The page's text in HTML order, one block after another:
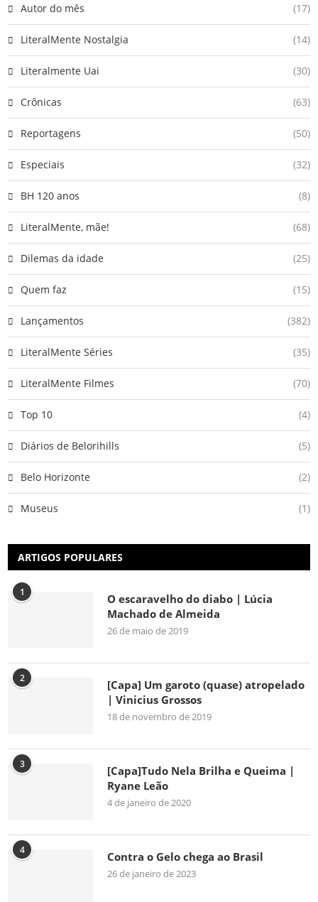
Autor do mês (17)
LiteralMente Nostalgia (14)
Literalmente Uai (30)
Crônicas (63)
Reportagens (50)
Especiais (32)
BH 120 anos (8)
LiteralMente, mãe! (68)
Dilemas da idade (25)
Quem faz (15)
Lançamentos (382)
LiteralMente Séries (35)
LiteralMente Filmes (70)
Top 10 (4)
Diários de Belorihills (5)
Belo Horizonte (2)
Museus (1)
ARTIGOS POPULARES
1
O escaravelho do diabo | Lúcia
Machado de Almeida
26 de maio de 2019
2
[Capa] Um garoto (quase) atropelado
| Vinicius Grossos
18 de novembro de 2019
3
[Capa]Tudo Nela Brilha e Queima |
Ryane Leão
4 de janeiro de 2020
4 Contra o Gelo chega ao Brasil
26 de janeiro de 2023